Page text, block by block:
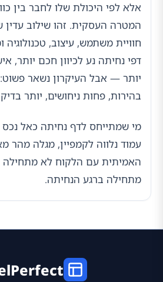
אלא לפי היכולת שלו לחבר בין
המטרה העסקית. זהו שילוב עדין
חוויית משתמש, עיצוב,
דפי נחיתה נע לכיוון חכם יותר,
יותר — אבל העיקרון נשאר
בהירות, פחות ניחושים, יותר
מי שמתייחס לדף נחיתה כאל
עמוד נלווה לקמפיין, מגלה מהר
האמיתית עם הלקוח לא מתחילה
מתחילה ברגע הנחיתה.